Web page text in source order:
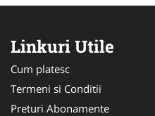
Linkuri Utile
Cum platesc
Termeni si Conditii
Preturi Abonamente